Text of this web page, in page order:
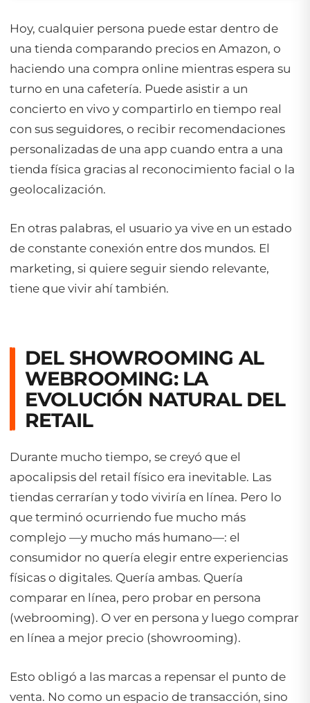
Hoy, cualquier persona puede estar dentro de
una tienda comparando precios en Amazon, o
haciendo una compra online mientras espera su
turno en una cafetería. Puede asistir a un
concierto en vivo y compartirlo en tiempo real
con sus seguidores, o recibir recomendaciones
personalizadas de una app cuando entra a una
tienda física gracias al reconocimiento facial o la
geolocalización.
En otras palabras, el usuario ya vive en un estado
de constante conexión entre dos mundos. El
marketing, si quiere seguir siendo relevante,
tiene que vivir ahí también.
DEL SHOWROOMING AL
WEBROOMING: LA
EVOLUCIÓN NATURAL DEL
RETAIL
Durante mucho tiempo, se creyó que el
apocalipsis del retail físico era inevitable. Las
tiendas cerrarían y todo viviría en línea. Pero lo
que terminó ocurriendo fue mucho más
complejo —y mucho más humano—: el
consumidor no quería elegir entre experiencias
físicas o digitales. Quería ambas. Quería
comparar en línea, pero probar en persona
(webrooming). O ver en persona y luego comprar
en línea a mejor precio (showrooming).
Esto obligó a las marcas a repensar el punto de
venta. No como un espacio de transacción, sino